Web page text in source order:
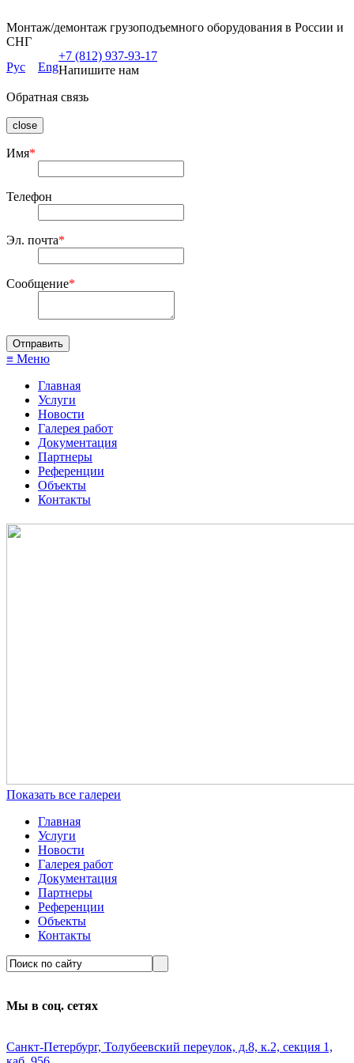
Монтаж/демонтаж грузоподъемного оборудования в России и
СНГ
Рус
Eng
+7 (812) 937-93-17
Напишите нам
Обратная связь
close
Имя*
Телефон
Эл. почта*
Сообщение*
≡ Меню
Главная
Услуги
Новости
Галерея работ
Документация
Партнеры
Референции
Объекты
Контакты
Показать все галереи
Главная
Услуги
Новости
Галерея работ
Документация
Партнеры
Референции
Объекты
Контакты
Мы в соц. сетях
Санкт-Петербург, Толубеевский переулок, д.8, к.2, секция 1,